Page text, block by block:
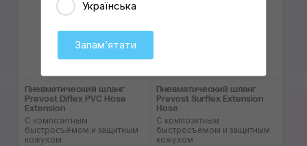
Пневматический шланг
Prevost Diflex PVC Hose
Extension
С композитным
быстросъёмом и защитным
кожухом
Пневматический шланг
Prevost Surflex Extension
Hose
С композитным
быстросъёмом и защитным
кожухом
Українська
Запамʼятати